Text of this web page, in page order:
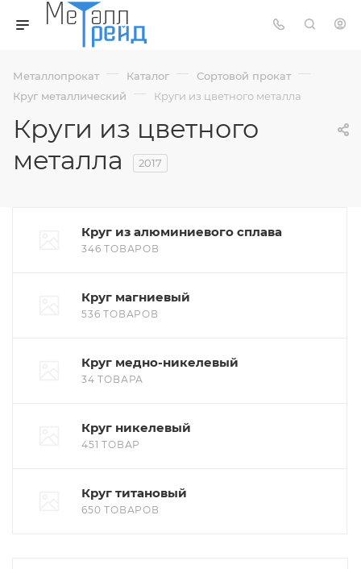
Металлопрокат — Каталог — Сортовой прокат —
Круг металлический — Круги из цветного металла
Круги из цветного
металла
2017
Круг из алюминиевого сплава
346 ТОВАРОВ
Круг магниевый
536 ТОВАРОВ
Круг медно-никелевый
34 ТОВАРА
Круг никелевый
451 ТОВАР
Круг титановый
650 ТОВАРОВ